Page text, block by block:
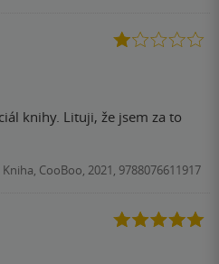
knihy. Lituji, že jsem za to
Kniha, CooBoo, 2021, 9788076611917